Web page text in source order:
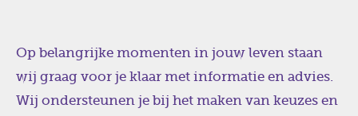
Op belangrijke momenten in jouw leven staan
wij graag voor je klaar met informatie en advies.
Wij ondersteunen je bij het maken van keuzes en